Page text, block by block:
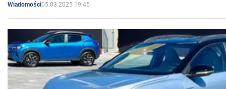
Wiadomości05.03.2025 19:45